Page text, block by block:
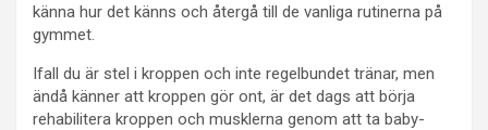
känna hur det känns och återgå till de vanliga rutinerna på
gymmet.
Ifall du är stel i kroppen och inte regelbundet tränar, men
ändå känner att kroppen gör ont, är det dags att börja
rehabilitera kroppen och musklerna genom att ta baby-